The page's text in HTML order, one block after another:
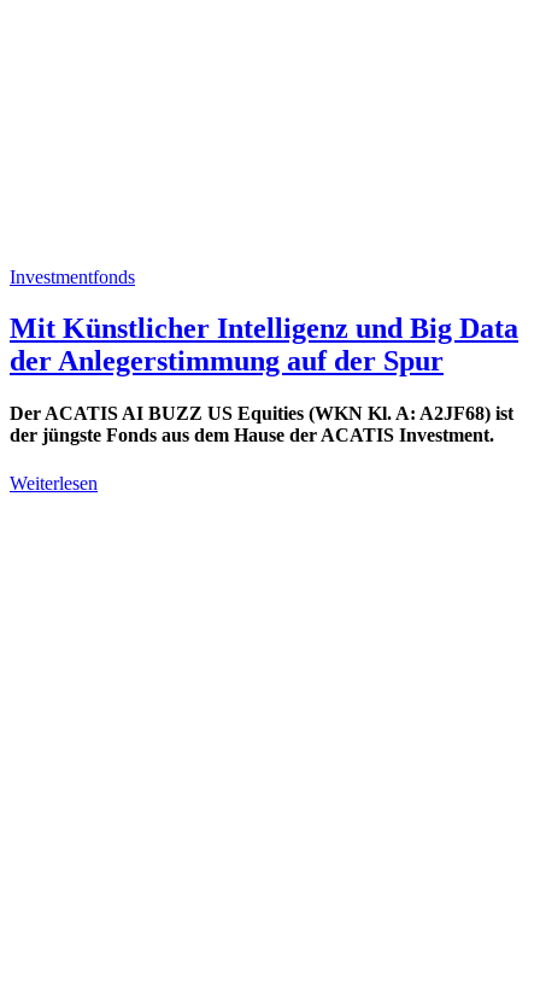
Investmentfonds
Mit Künstlicher Intelligenz und Big Data
der Anlegerstimmung auf der Spur
Der ACATIS AI BUZZ US Equities (WKN Kl. A: A2JF68) ist
der jüngste Fonds aus dem Hause der ACATIS Investment.
Weiterlesen